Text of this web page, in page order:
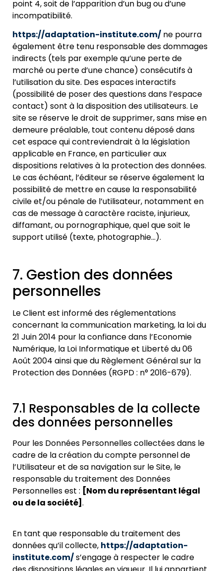
point 4, soit de l’apparition d’un bug ou d’une
incompatibilité.
https://adaptation-institute.com/ ne pourra
également être tenu responsable des dommages
indirects (tels par exemple qu’une perte de
marché ou perte d’une chance) consécutifs à
l’utilisation du site. Des espaces interactifs
(possibilité de poser des questions dans l’espace
contact) sont à la disposition des utilisateurs. Le
site se réserve le droit de supprimer, sans mise en
demeure préalable, tout contenu déposé dans
cet espace qui contreviendrait à la législation
applicable en France, en particulier aux
dispositions relatives à la protection des données.
Le cas échéant, l’éditeur se réserve également la
possibilité de mettre en cause la responsabilité
civile et/ou pénale de l’utilisateur, notamment en
cas de message à caractère raciste, injurieux,
diffamant, ou pornographique, quel que soit le
support utilisé (texte, photographie…).
7. Gestion des données
personnelles
Le Client est informé des réglementations
concernant la communication marketing, la loi du
21 Juin 2014 pour la confiance dans l’Economie
Numérique, la Loi Informatique et Liberté du 06
Août 2004 ainsi que du Règlement Général sur la
Protection des Données (RGPD : n° 2016-679).
7.1 Responsables de la collecte
des données personnelles
Pour les Données Personnelles collectées dans le
cadre de la création du compte personnel de
l’Utilisateur et de sa navigation sur le Site, le
responsable du traitement des Données
Personnelles est : [Nom du représentant légal
ou de la société] .
En tant que responsable du traitement des
données qu’il collecte, https://adaptation-
institute.com/s’engage à respecter le cadre